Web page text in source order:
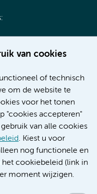
van cookies
of technisch
om de website te
voor het tonen
"cookies accepteren"
van alle cookies
. Kiest u voor
nog functionele en
het cookiebeleid (link in
moment wijzigen.